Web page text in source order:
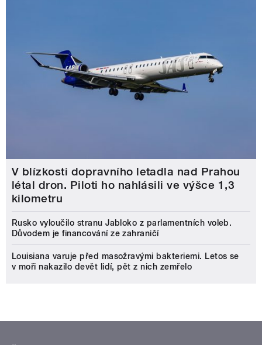
V blízkosti dopravního letadla nad Prahou
létal dron. Piloti ho nahlásili ve výšce 1,3
kilometru
Rusko vyloučilo stranu Jabloko z parlamentních voleb.
Důvodem je financování ze zahraničí
Louisiana varuje před masožravými bakteriemi. Letos se
v moři nakazilo devět lidí, pět z nich zemřelo